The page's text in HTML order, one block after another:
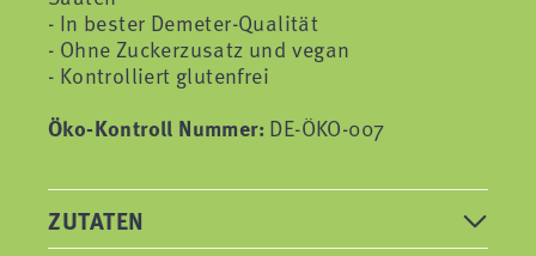
- In bester Demeter-Qualität
- Ohne Zuckerzusatz und vegan
- Kontrolliert glutenfrei
Öko-Kontroll Nummer: DE-ÖKO-007
ZUTATEN